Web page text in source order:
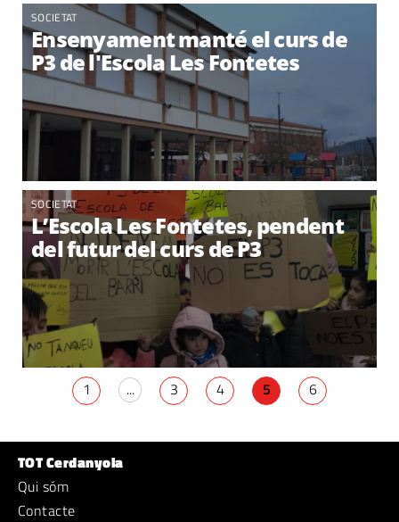
SOCIETAT
Ensenyament manté el curs de
P3 de l'Escola Les Fontetes
SOCIETAT
L’Escola Les Fontetes, pendent
del futur del curs de P3
1 ... 3 4 5 6
TOT Cerdanyola
Qui sóm
Contacte